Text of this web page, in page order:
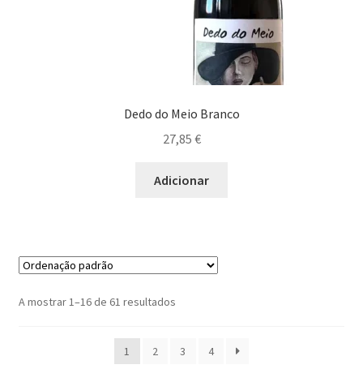
Dedo do Meio Branco
27,85 €
Adicionar
A mostrar 1–16 de 61 resultados
1 2 3 4